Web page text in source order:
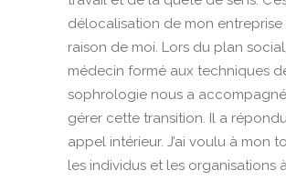
délocalisation de mon entreprise
raison de moi. Lors du plan
médecin formé aux techniques
sophrologie nous a
gérer cette transition. Il a
appel intérieur. J’ai voulu à mon
les individus et les organisations